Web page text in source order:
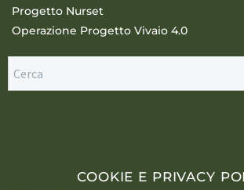
Progetto Nurset
Operazione Progetto Vivaio 4.0
COOKIE E PRIVACY